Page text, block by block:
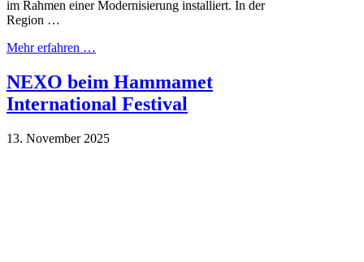
im Rahmen einer Modernisierung installiert. In der
Region …
Mehr erfahren …
NEXO beim Hammamet
International Festival
13. November 2025